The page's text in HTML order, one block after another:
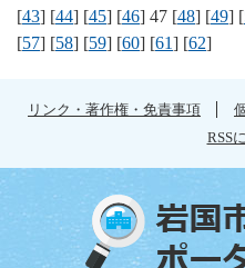
[43] [44] [45] [46] 47 [48] [49] [
[57] [58] [59] [60] [61] [62]
リンク・著作権・免責事項
RSS